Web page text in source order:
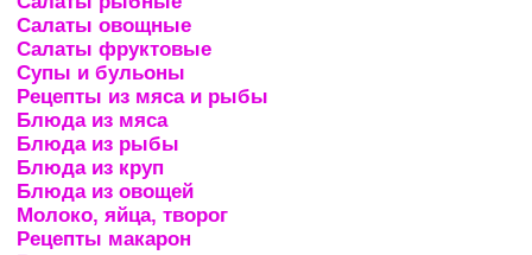
Салаты овощные
Салаты фруктовые
Супы и бульоны
Рецепты из мяса и рыбы
Блюда из мяса
Блюда из рыбы
Блюда из круп
Блюда из овощей
Молоко, яйца, творог
Рецепты макарон